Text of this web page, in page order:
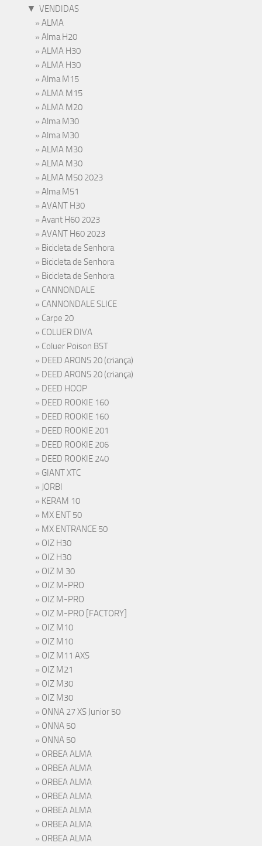
▼ VENDIDAS
ALMA
Alma H20
ALMA H30
ALMA H30
Alma M15
ALMA M15
ALMA M20
Alma M30
Alma M30
ALMA M30
ALMA M30
ALMA M50 2023
Alma M51
AVANT H30
Avant H60 2023
AVANT H60 2023
Bicicleta de Senhora
Bicicleta de Senhora
Bicicleta de Senhora
CANNONDALE
CANNONDALE SLICE
Carpe 20
COLUER DIVA
Coluer Poison BST
DEED ARONS 20 (criança)
DEED ARONS 20 (criança)
DEED HOOP
DEED ROOKIE 160
DEED ROOKIE 160
DEED ROOKIE 201
DEED ROOKIE 206
DEED ROOKIE 240
GIANT XTC
JORBI
KERAM 10
MX ENT 50
MX ENTRANCE 50
OIZ H30
OIZ H30
OIZ M 30
OIZ M-PRO
OIZ M-PRO
OIZ M-PRO [FACTORY]
OIZ M10
OIZ M10
OIZ M11 AXS
OIZ M21
OIZ M30
OIZ M30
ONNA 27 XS Junior 50
ONNA 50
ONNA 50
ORBEA ALMA
ORBEA ALMA
ORBEA ALMA
ORBEA ALMA
ORBEA ALMA
ORBEA ALMA
ORBEA ALMA